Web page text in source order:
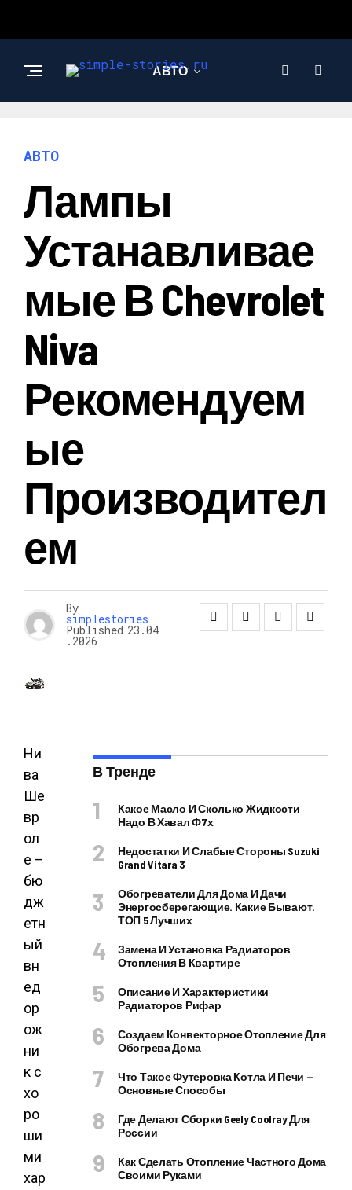
АВТО
АВТО
Лампы
Устанавливае
Мые В Chevrolet
Niva
Рекомендуем
Ые
Производител
Ем
By
simplestories
Published 23.04
.2026
Ни
ва
Ше
вр
ол
е –
бю
дж
етн
ый
вн
ед
ор
ож
ни
к с
хо
ро
ши
ми
хар
В Тренде
Какое Масло И Сколько Жидкости
Надо В Хавал Ф7х
Недостатки И Слабые Стороны Suzuki
Grand Vitara 3
Обогреватели Для Дома И Дачи
Энергосберегающие. Какие Бывают.
ТОП 5 Лучших
Замена И Установка Радиаторов
Отопления В Квартире
Описание И Характеристики
Радиаторов Рифар
Создаем Конвекторное Отопление Для
Обогрева Дома
Что Такое Футеровка Котла И Печи —
Основные Способы
Где Делают Сборки Geely Coolray Для
России
Как Сделать Отопление Частного Дома
Своими Руками